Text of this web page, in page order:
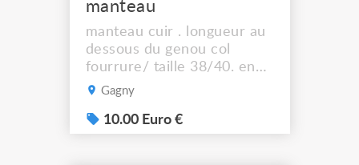
manteau
manteau cuir . longueur au
dessous du genou col
fourrure/ taille 38/40. en
très bon état
Gagny
10.00 Euro €